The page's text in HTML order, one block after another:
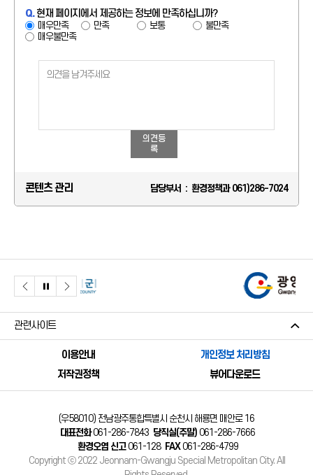
Q.현재 페이지에서 제공하는 정보에 만족하십니까?
매우만족 만족 보통
불만족
매우불만족
의견등
록
콘텐츠 관리 담당부서 : 환경정책과 061)286-7024
이용안내
개인정보 처리방침
저작권정책
뷰어다운로드
관련사이트
(우58010) 전남광주통합특별시 순천시 해룡면 매안로 16
대표전화061-286-7843 당직실(주말) 061-286-7666
환경오염 신고061-128 FAX061-286-4799
Copyright ⓒ 2022 Jeonnam-Gwangju Special Metropolitan City. All